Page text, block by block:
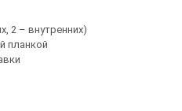
2 – внутренних)
планкой